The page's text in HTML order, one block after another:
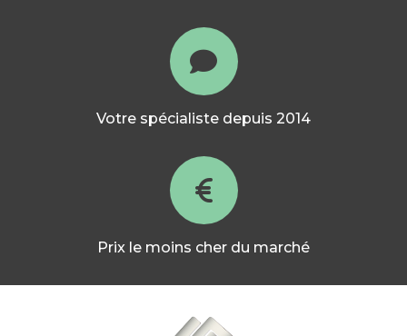
Votre spécialiste depuis 2014
Prix le moins cher du marché